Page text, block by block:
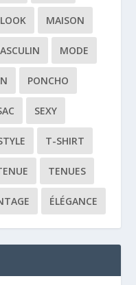
LOOK MAISON
MODE
PONCHO
SEXY
T-SHIRT
TENUES
ÉLÉGANCE